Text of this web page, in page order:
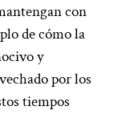
con
de cómo la
y
por los
tiempos